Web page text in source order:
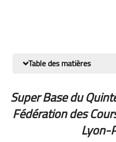
Table des matières
Super Base du
Fédération des
Lyon-